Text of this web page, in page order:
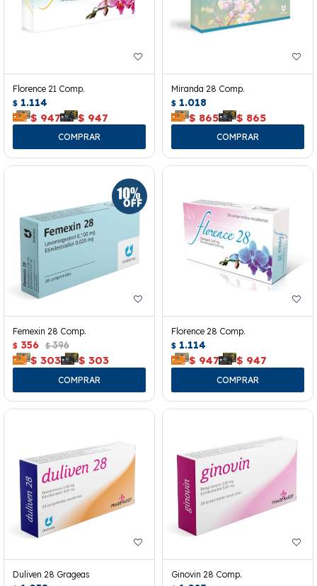
Florence 21 Comp.
$ 1.114
$ 947 $ 947
Miranda 28 Comp.
$ 1.018
$ 865 $ 865
Femexin 28 Comp.
$ 356 $ 396
$ 303 $ 303
Florence 28 Comp.
$ 1.114
$ 947 $ 947
Duliven 28 Grageas Ginovin 28 Comp.